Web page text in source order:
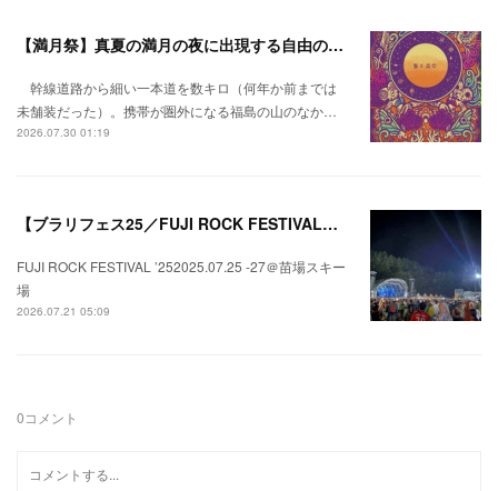
【満月祭】真夏の満月の夜に出現する自由の桃源郷。
幹線道路から細い一本道を数キロ（何年か前までは
未舗装だった）。携帯が圏外になる福島の山のなか…
2026.07.30 01:19
【ブラリフェス25／FUJI ROCK FESTIVAL】日本の夏にはフジロックが欠かせない。
FUJI ROCK FESTIVAL ’252025.07.25 -27＠苗場スキー
場
2026.07.21 05:09
0コメント